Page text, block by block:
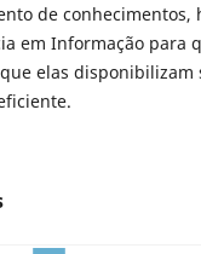
de
em Informação para
elas disponibilizam